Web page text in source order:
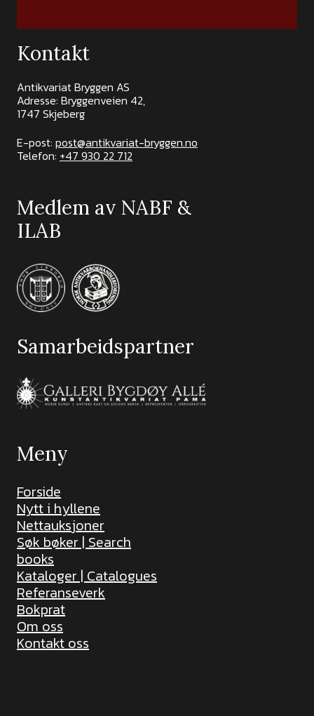
Kontakt
Antikvariat Bryggen AS
Adresse: Bryggenveien 42,
1747 Skjeberg
E-post: post@antikvariat-bryggen.no
Telefon: +47 930 22 712
Medlem av NABF &
ILAB
Samarbeidspartner
Meny
Forside
Nytt i hyllene
Nettauksjoner
Søk bøker | Search
books
Kataloger | Catalogues
Referanseverk
Bokprat
Om oss
Kontakt oss